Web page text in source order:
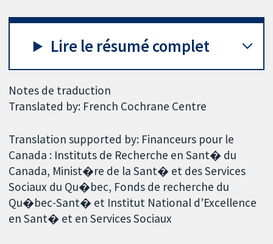
Lire le résumé complet
Notes de traduction
Translated by: French Cochrane Centre
Translation supported by: Financeurs pour le
Canada : Instituts de Recherche en Sant� du
Canada, Minist�re de la Sant� et des Services
Sociaux du Qu�bec, Fonds de recherche du
Qu�bec-Sant� et Institut National d'Excellence
en Sant� et en Services Sociaux